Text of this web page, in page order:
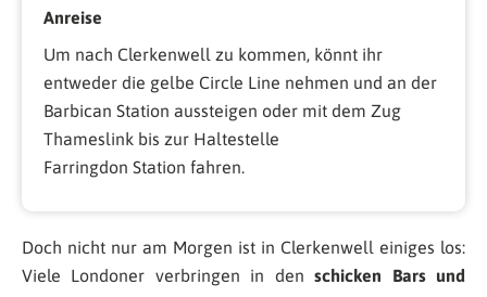
Anreise
Um nach Clerkenwell zu kommen, könnt ihr
entweder die gelbe Circle Line nehmen und an der
Barbican Station aussteigen oder mit dem Zug
Thameslink bis zur Haltestelle
Farringdon Station fahren.
Doch nicht nur am Morgen ist in Clerkenwell einiges los:
Viele Londoner verbringen in denschicken Bars und